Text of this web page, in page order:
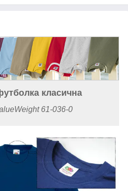
класична
61-036-0